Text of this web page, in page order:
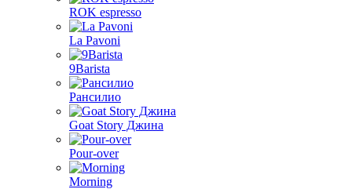
ROK espresso
La Pavoni
9Barista
Рансилио
Goat Story Джина
Pour-over
Morning